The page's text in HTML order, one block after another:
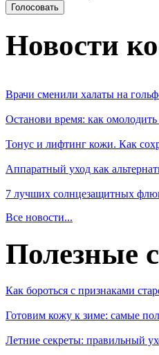
Новости
Врачи сменили халаты на
Останови время: как
Тонус и лифтинг кожи. Как
Аппаратный уход как
7 лучших солнцезащитных
Все новости...
Полезные
Как бороться с признаками
Готовим кожу к зиме: самые
Летние секреты: правильный